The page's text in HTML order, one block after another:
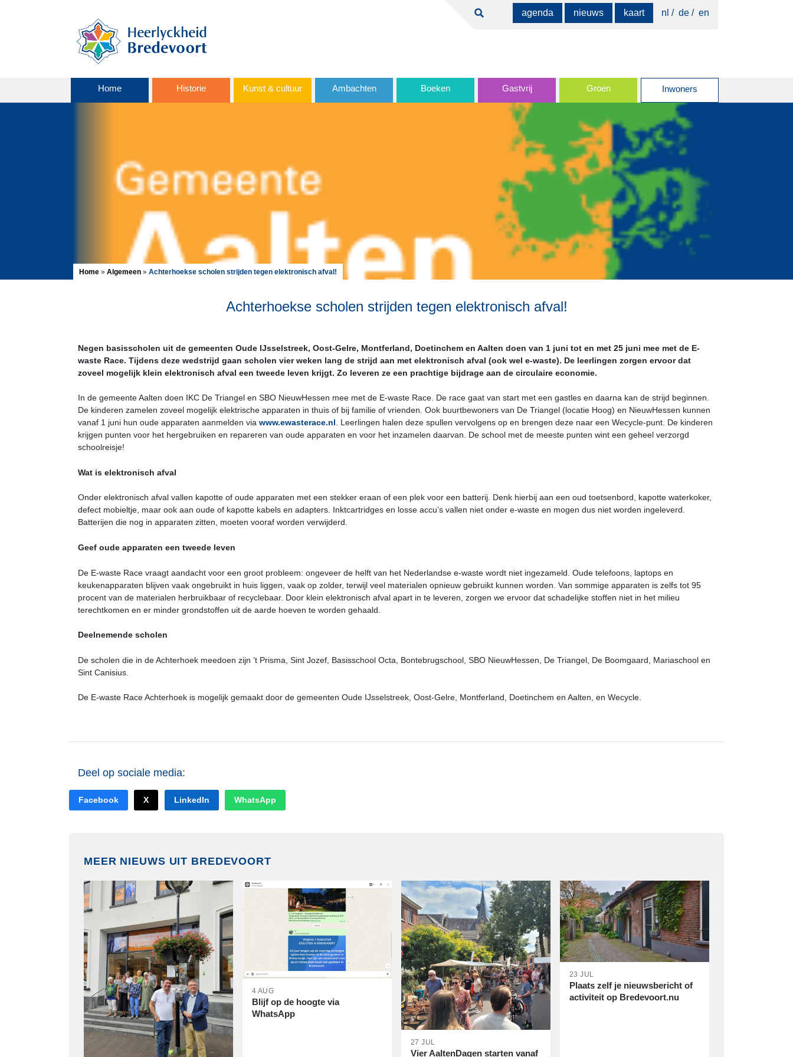
agenda nieuws kaart nl de en
Home Historie Kunst & cultuur Ambachten Boeken Gastvrij Groen Inwoners
Home » Algemeen » Achterhoekse scholen strijden tegen elektronisch afval!
Achterhoekse scholen strijden tegen elektronisch afval!
Negen basisscholen uit de gemeenten Oude IJsselstreek, Oost-Gelre, Montferland, Doetinchem en Aalten doen van 1 juni tot en met 25 juni mee met de E-
waste Race. Tijdens deze wedstrijd gaan scholen vier weken lang de strijd aan met elektronisch afval (ook wel e-waste). De leerlingen zorgen ervoor dat
zoveel mogelijk klein elektronisch afval een tweede leven krijgt. Zo leveren ze een prachtige bijdrage aan de circulaire economie.
In de gemeente Aalten doen IKC De Triangel en SBO NieuwHessen mee met de E-waste Race. De race gaat van start met een gastles en daarna kan de strijd beginnen.
De kinderen zamelen zoveel mogelijk elektrische apparaten in thuis of bij familie of vrienden. Ook buurtbewoners van De Triangel (locatie Hoog) en NieuwHessen kunnen
vanaf 1 juni hun oude apparaten aanmelden via www.ewasterace.nl . Leerlingen halen deze spullen vervolgens op en brengen deze naar een Wecycle-punt. De kinderen
krijgen punten voor het hergebruiken en repareren van oude apparaten en voor het inzamelen daarvan. De school met de meeste punten wint een geheel verzorgd
schoolreisje!
Wat is elektronisch afval
Onder elektronisch afval vallen kapotte of oude apparaten met een stekker eraan of een plek voor een batterij. Denk hierbij aan een oud toetsenbord, kapotte waterkoker,
defect mobieltje, maar ook aan oude of kapotte kabels en adapters. Inktcartridges en losse accu’s vallen niet onder e-waste en mogen dus niet worden ingeleverd.
Batterijen die nog in apparaten zitten, moeten vooraf worden verwijderd.
Geef oude apparaten een tweede leven
De E-waste Race vraagt aandacht voor een groot probleem: ongeveer de helft van het Nederlandse e-waste wordt niet ingezameld. Oude telefoons, laptops en
keukenapparaten blijven vaak ongebruikt in huis liggen, vaak op zolder, terwijl veel materialen opnieuw gebruikt kunnen worden. Van sommige apparaten is zelfs tot 95
procent van de materialen herbruikbaar of recyclebaar. Door klein elektronisch afval apart in te leveren, zorgen we ervoor dat schadelijke stoffen niet in het milieu
terechtkomen en er minder grondstoffen uit de aarde hoeven te worden gehaald.
Deelnemende scholen
De scholen die in de Achterhoek meedoen zijn ’t Prisma, Sint Jozef, Basisschool Octa, Bontebrugschool, SBO NieuwHessen, De Triangel, De Boomgaard, Mariaschool en
Sint Canisius.
De E-waste Race Achterhoek is mogelijk gemaakt door de gemeenten Oude IJsselstreek, Oost-Gelre, Montferland, Doetinchem en Aalten, en Wecycle.
Deel op sociale media:
Facebook X LinkedIn WhatsApp
MEER NIEUWS UIT BREDEVOORT
4 AUG
Blijf op de hoogte via
WhatsApp
27 JUL
Vier AaltenDagen starten vanaf
23 JUL
Plaats zelf je nieuwsbericht of
activiteit op Bredevoort.nu